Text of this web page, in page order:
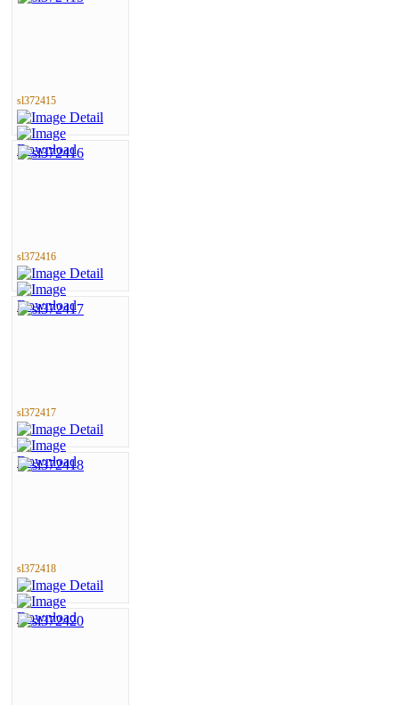
sl372415
sl372416
sl372417
sl372418